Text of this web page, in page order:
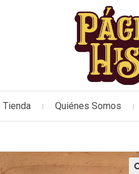
Tienda Quiénes Somos